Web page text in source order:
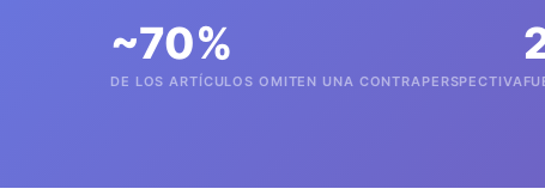
~70%
DE LOS ARTÍCULOS OMITEN UNA CONTRA­PERSPECTIVA